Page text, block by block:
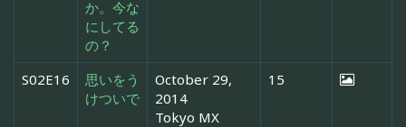
か。今な
にしてる
の？
S02E16
思いをう
けついで
October 29,
2014
Tokyo MX
15